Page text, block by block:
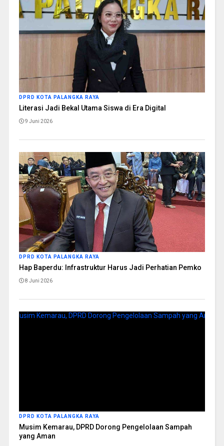
DPRD KOTA PALANGKA RAYA
Literasi Jadi Bekal Utama Siswa di Era Digital
9 Juni 2026
DPRD KOTA PALANGKA RAYA
Hap Baperdu: Infrastruktur Harus Jadi Perhatian Pemko
8 Juni 2026
DPRD KOTA PALANGKA RAYA
Musim Kemarau, DPRD Dorong Pengelolaan Sampah
yang Aman